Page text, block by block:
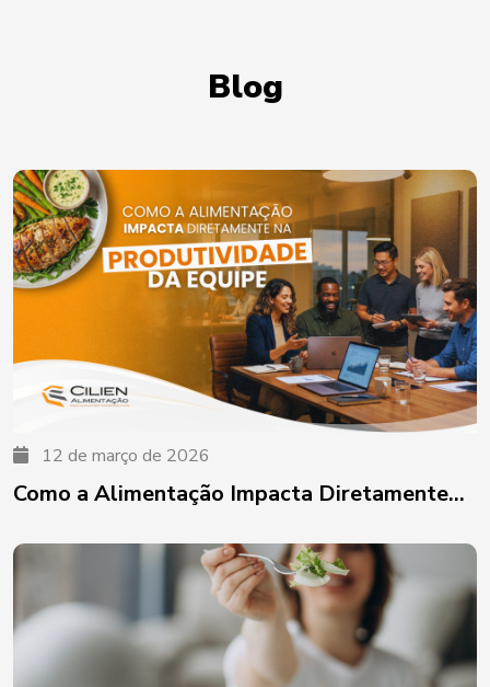
Blog
12 de março de 2026
Como a Alimentação Impacta Diretamente...